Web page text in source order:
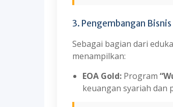
3. Pengembangan
Sebagai bagian dari
menampilkan:
EOA Gold: Program
keuangan syariah dan